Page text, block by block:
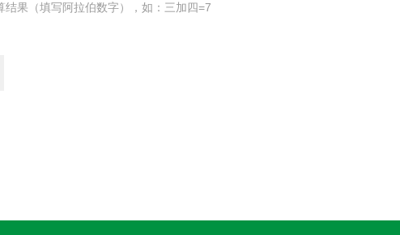
结果（填写阿拉伯数字），如：三加四=7